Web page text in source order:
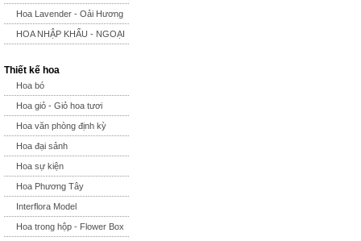
Hoa Lavender - Oải Hương
HOA NHẬP KHẨU - NGOẠI
Thiết kế hoa
Hoa bó
Hoa giỏ - Giỏ hoa tươi
Hoa văn phòng định kỳ
Hoa đại sảnh
Hoa sự kiện
Hoa Phương Tây
Interflora Model
Hoa trong hộp - Flower Box